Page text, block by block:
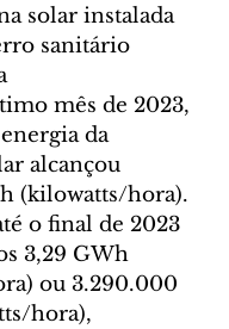
solar instalada
sanitário
mês de 2023,
da
alcançou
(kilowatts/hora).
o final de 2023
3,29 GWh
ou 3.290.000
hora),